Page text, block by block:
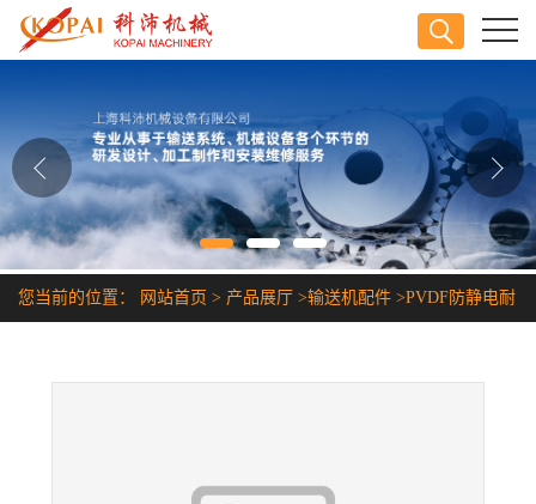
公司介绍
公司动态
产品展厅
证书荣誉
您当前的位置： 网站首页 > 产品展厅 >输送机配件 >PVDF防静电耐